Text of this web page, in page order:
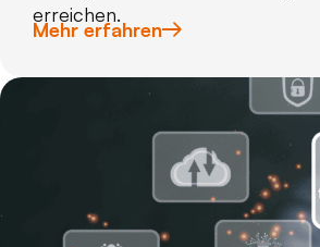
erreichen.
Mehr erfahren